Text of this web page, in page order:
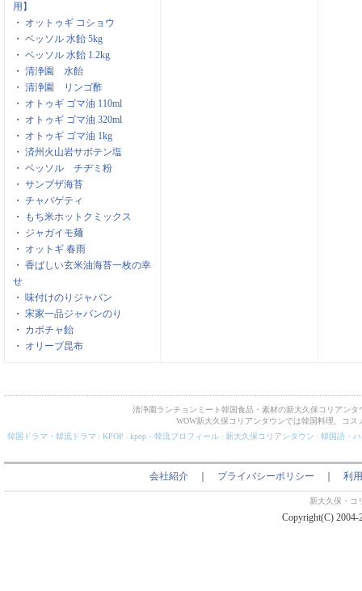
用】
・ オットゥギ コショウ
・ ベッソル 水飴 5kg
・ ベッソル 水飴 1.2kg
・ 清浄園 水飴
・ 清浄園 リンゴ酢
・ オトゥギ ゴマ油 110ml
・ オトゥギ ゴマ油 320ml
・ オトゥギ ゴマ油 1kg
・ 済州火山岩サボテン塩
・ ベッソル チヂミ粉
・ サンブザ海苔
・ チャパゲティ
・
もち米ホットクミックス
・ ジャガイモ麺
・ オットギ 春雨
・ 香ばしい玄米油海苔一枚の幸
せ
・ 味付けのりジャバン
・ 宋家一品ジャバンのり
・ カボチャ飴
・ オリーブ昆布
清浄園ランチョンミート韓国食品・素材の新大久保コリアン
WOW新大久保コリアンタウンでは韓国料理、コ
韓国ドラマ・韓流ドラマ
KPOP kpop・韓流プロフィール 新大久保コリアンタウン 韓国語・
会社紹介 プライバシーポリシー 利
新大久保・コ
Copyright(C)